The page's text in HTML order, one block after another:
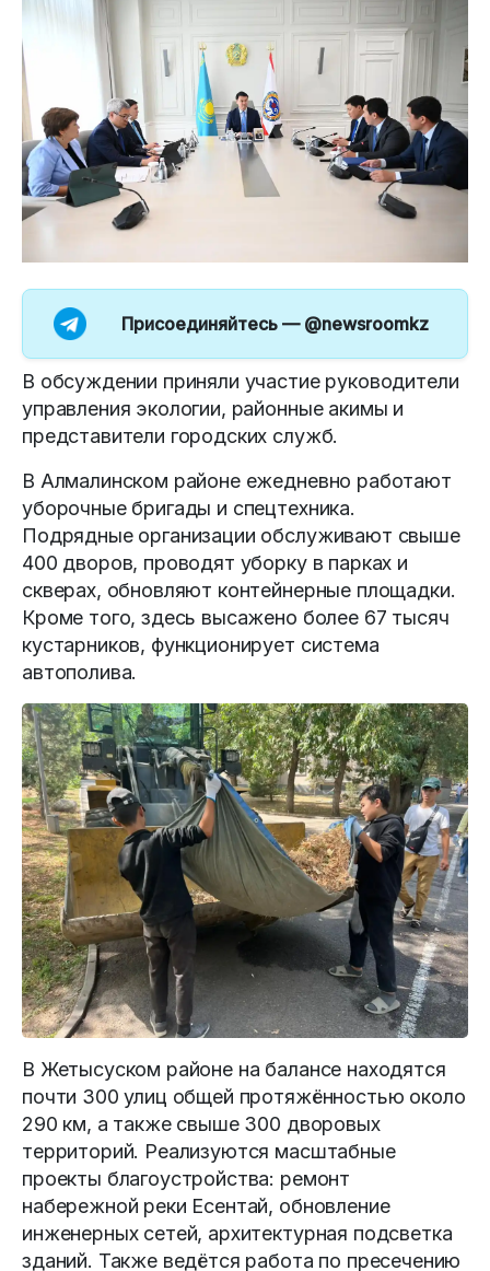
Присоединяйтесь — @newsroomkz
В обсуждении приняли участие руководители
управления экологии, районные акимы и
представители городских служб.
В Алмалинском районе ежедневно работают
уборочные бригады и спецтехника.
Подрядные организации обслуживают свыше
400 дворов, проводят уборку в парках и
скверах, обновляют контейнерные площадки.
Кроме того, здесь высажено более 67 тысяч
кустарников, функционирует система
автополива.
В Жетысуском районе на балансе находятся
почти 300 улиц общей протяжённостью около
290 км, а также свыше 300 дворовых
территорий. Реализуются масштабные
проекты благоустройства: ремонт
набережной реки Есентай, обновление
инженерных сетей, архитектурная подсветка
зданий. Также ведётся работа по пресечению